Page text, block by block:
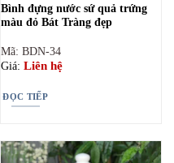
Bình đựng nước sứ quả trứng
màu đỏ Bát Tràng đẹp
Mã: BDN-34
Giá: Liên hệ
ĐỌC TIẾP